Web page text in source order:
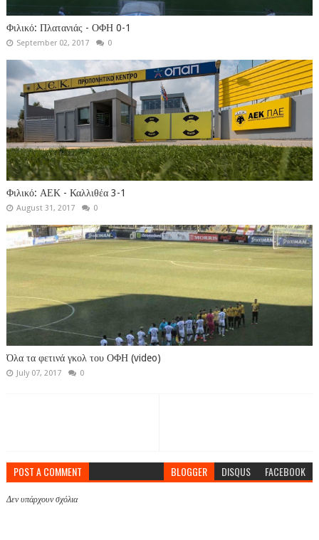
Φιλικό: Πλατανιάς - ΟΦΗ 0-1
September 02, 2017 0
Φιλικό: ΑΕΚ - Καλλιθέα 3-1
August 31, 2017 0
Όλα τα φετινά γκολ του ΟΦΗ (video)
July 07, 2017 0
POST A COMMENT BLOGGER DISQUS FACEBOOK
Δεν υπάρχουν σχόλια